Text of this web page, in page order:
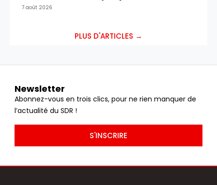
7 août 2026
PLUS D'ARTICLES →
Newsletter
Abonnez-vous en trois clics, pour ne rien manquer de
l’actualité du SDR !
S'INSCRIRE